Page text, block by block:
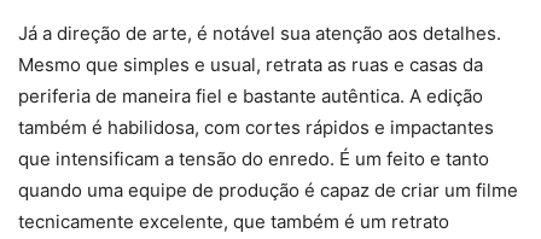
Já a direção de arte, é notável sua atenção aos detalhes.
Mesmo que simples e usual, retrata as ruas e casas da
periferia de maneira fiel e bastante autêntica. A edição
também é habilidosa, com cortes rápidos e impactantes
que intensificam a tensão do enredo. É um feito e tanto
quando uma equipe de produção é capaz de criar um filme
tecnicamente excelente, que também é um retrato